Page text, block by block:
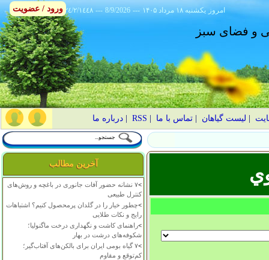
٢٤/٢/١٤٤٨ --- 8/9/2026 --- ۱۴۰۵ يکشنبه ۱۸ مرداد امروز
و فضای سبز
لیست گیاهان |تماس با ما RSS
|درباره ما
آخرین مطالب
>
۷ نشانه حضور آفات جانوری در باغچه و روش‌های
کنترل طبیعی
>چطور خیار را در گلدان پرمحصول کنیم؟ اشتباهات
رایج و نکات طلایی
>راهنمای کاشت و نگهداری درخت ماگنولیا؛
شکوفه‌های درشت در بهار
>
۷ گیاه بومی ایران برای بالکن‌های آفتاب‌گیر؛
کم‌توقع و مقاوم
ورود / عضویت